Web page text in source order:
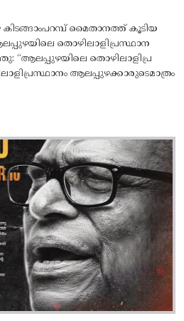
മൈതാനത്ത്‌ കൂടിയ
തൊഴിലാളിപ്രസ്ഥാന
“ആലപ്പുഴയിലെ തൊഴിലാളിപ്ര
ആലപ്പുഴക്കാരുടെമാത്രം